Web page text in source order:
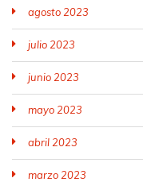
agosto 2023
julio 2023
junio 2023
mayo 2023
abril 2023
marzo 2023